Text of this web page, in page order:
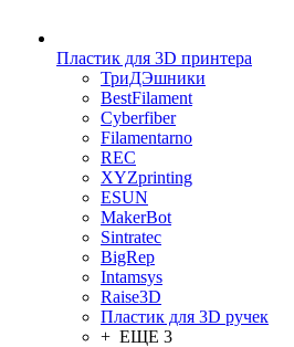
Пластик для 3D принтера
ТриДЭшники
BestFilament
Cyberfiber
Filamentarno
REC
XYZprinting
ESUN
MakerBot
Sintratec
BigRep
Intamsys
Raise3D
Пластик для 3D ручек
+ ЕЩЕ 3